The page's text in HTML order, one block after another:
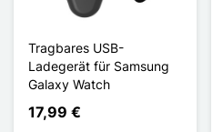
Tragbares USB-
Ladegerät für Samsung
Galaxy Watch
17,99 €